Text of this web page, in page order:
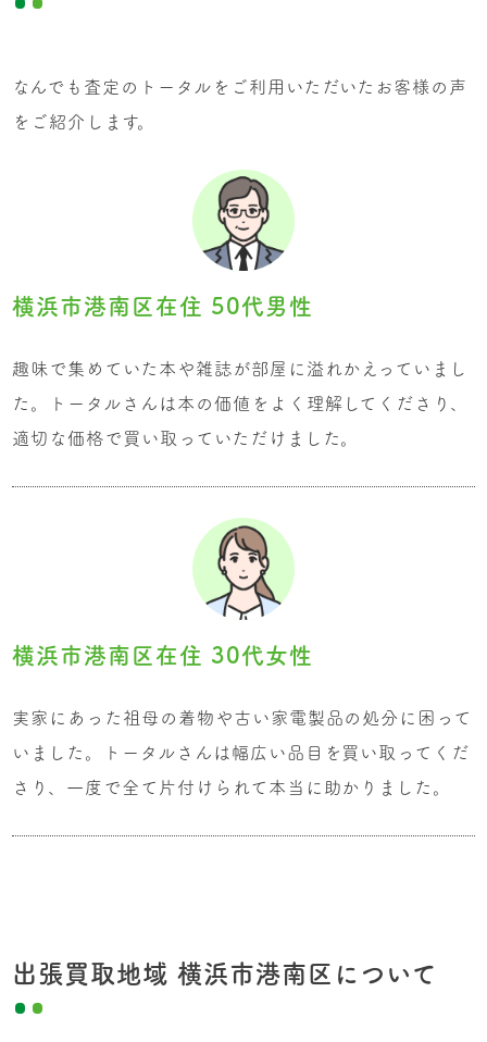
なんでも査定のトータルをご利用いただいたお客様の声
をご紹介します。
横浜市港南区在住 50代男性
趣味で集めていた本や雑誌が部屋に溢れかえっていまし
た。トータルさんは本の価値をよく理解してくださり、
適切な価格で買い取っていただけました。
横浜市港南区在住 30代女性
実家にあった祖母の着物や古い家電製品の処分に困って
いました。トータルさんは幅広い品目を買い取ってくだ
さり、一度で全て片付けられて本当に助かりました。
出張買取地域 横浜市港南区について